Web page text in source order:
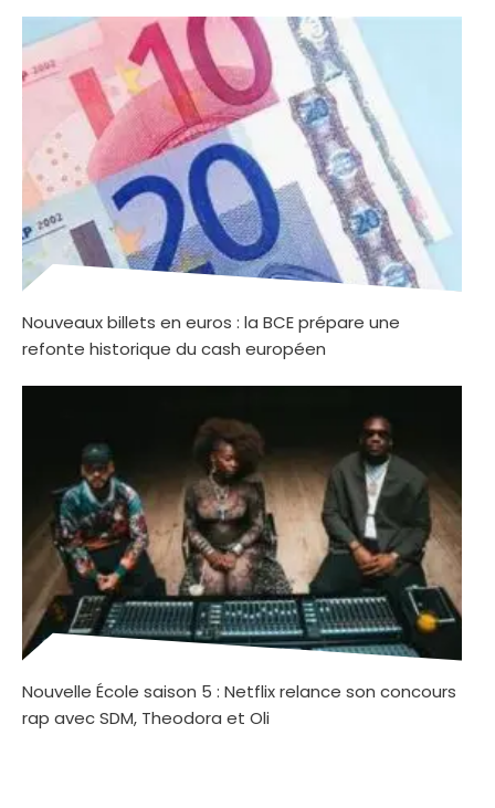
Nouveaux billets en euros : la BCE prépare une
refonte historique du cash européen
Nouvelle École saison 5 : Netflix relance son concours
rap avec SDM, Theodora et Oli